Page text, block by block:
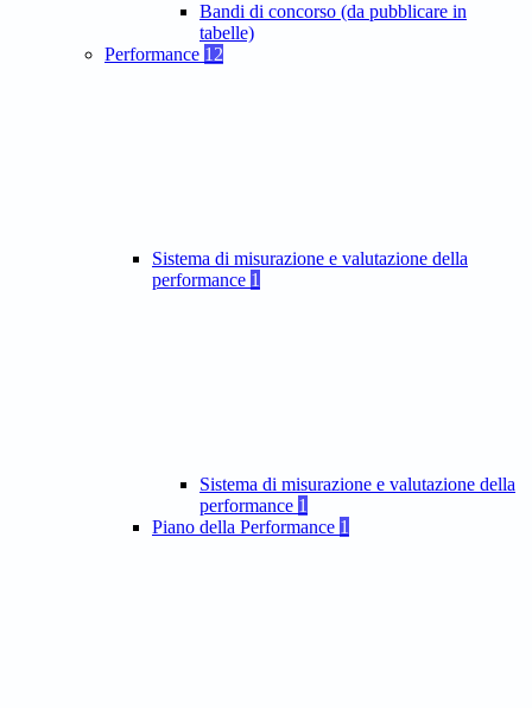
Bandi di concorso (da pubblicare in
tabelle)
Performance 12
Sistema di misurazione e valutazione della
performance 1
Sistema di misurazione e valutazione della
performance 1
Piano della Performance 1